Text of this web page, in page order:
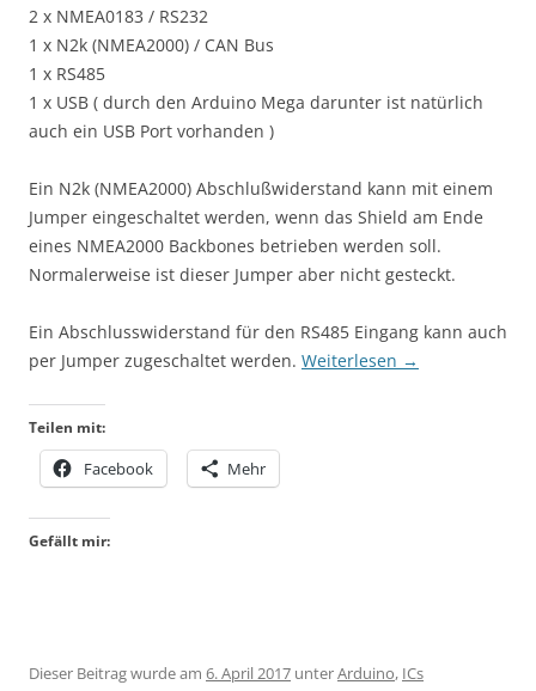
2 x NMEA0183 / RS232
1 x N2k (NMEA2000) / CAN Bus
1 x RS485
1 x USB ( durch den Arduino Mega darunter ist natürlich
auch ein USB Port vorhanden )
Ein N2k (NMEA2000) Abschlußwiderstand kann mit einem
Jumper eingeschaltet werden, wenn das Shield am Ende
eines NMEA2000 Backbones betrieben werden soll.
Normalerweise ist dieser Jumper aber nicht gesteckt.
Ein Abschlusswiderstand für den RS485 Eingang kann auch
per Jumper zugeschaltet werden. Weiterlesen →
Teilen mit:
Facebook Mehr
Gefällt mir:
Dieser Beitrag wurde am 6. April 2017 unterArduino, ICs